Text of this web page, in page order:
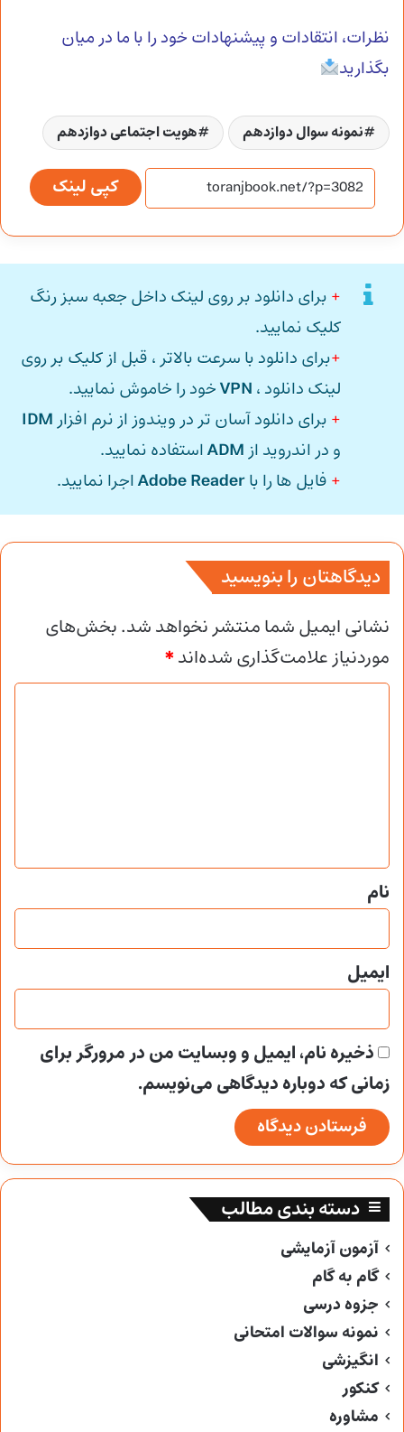
نظرات، انتقادات و پیشنهادات خود را با ما در میان
بگذارید
نمونه سوال دوازدهم هویت اجتماعی دوازدهم
کپی لینک
+ برای دانلود بر روی لینک داخل جعبه سبز رنگ
کلیک نمایید.
+برای دانلود با سرعت بالاتر ، قبل از کلیک بر روی
لینک دانلود ، VPNخود را خاموش نمایید.
+ برای دانلود آسان تر در ویندوز از نرم افزار IDM
و در اندروید از ADMاستفاده نمایید.
+ فایل ها را باAdobe Readerاجرا نمایید.
دیدگاهتان را بنویسید
نشانی ایمیل شما منتشر نخواهد شد.بخش‌های
موردنیاز علامت‌گذاری شده‌اند*
*
نام
ایمیل
ذخیره نام، ایمیل و وبسایت من در مرورگر برای
زمانی که دوباره دیدگاهی می‌نویسم.
دسته بندی مطالب
آزمون آزمایشی
گام به گام
جزوه درسی
نمونه سوالات امتحانی
انگیزشی
کنکور
مشاوره